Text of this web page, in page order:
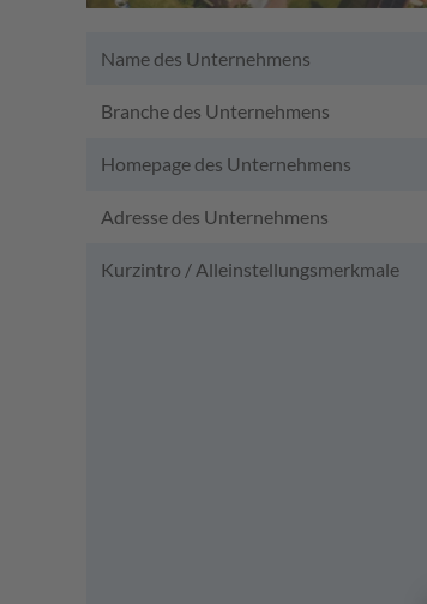
Name des Unternehmens
Branche des Unternehmens
Homepage des Unternehmens
Adresse des Unternehmens
Kurzintro / Alleinstellungsmerkmale